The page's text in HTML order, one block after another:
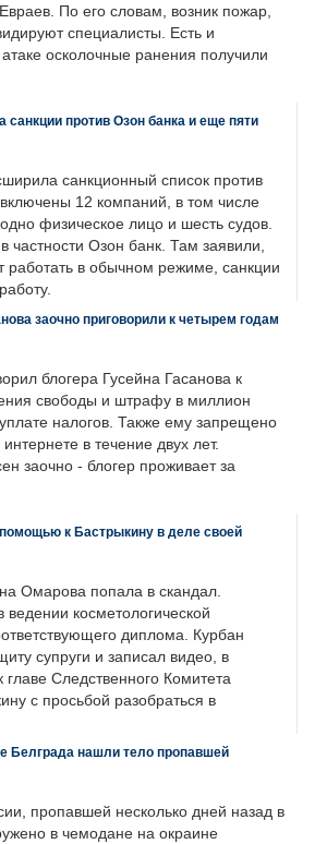
По его словам, возник пожар,
специалисты. Есть и
осколочные ранения получили
санкции против Озон банка и еще пяти
санкционный список против
12 компаний, в том числе
физическое лицо и шесть судов.
частности Озон банк. Там заявили,
работать в обычном режиме, санкции
заочно приговорили к четырем годам
блогера Гусейна Гасанова к
свободы и штрафу в миллион
налогов. Также ему запрещено
в течение двух лет.
заочно - блогер проживает за
к Бастрыкину в деле своей
Омарова попала в скандал.
косметологической
диплома. Курбан
супруги и записал видео, в
главе Следственного Комитета
с просьбой разобраться в
Белграда нашли тело пропавшей
пропавшей несколько дней назад в
в чемодане на окраине